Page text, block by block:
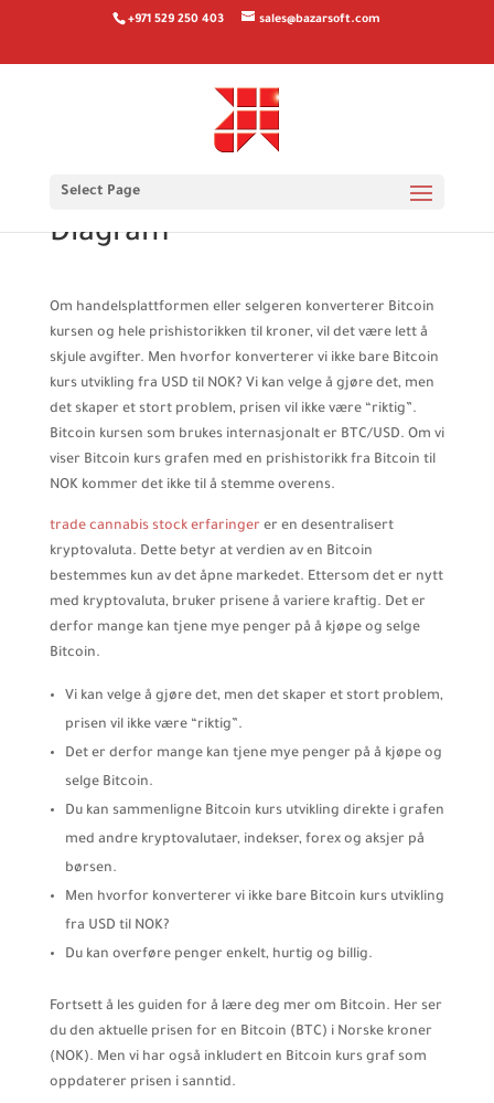
+971 529 250 403 sales@bazarsoft.com
Select Page
NOK i Sanntid, Pris &
Diagram
Om handelsplattformen eller selgeren konverterer Bitcoin
kursen og hele prishistorikken til kroner, vil det være lett å
skjule avgifter. Men hvorfor konverterer vi ikke bare Bitcoin
kurs utvikling fra USD til NOK? Vi kan velge å gjøre det, men
det skaper et stort problem, prisen vil ikke være “riktig”.
Bitcoin kursen som brukes internasjonalt er BTC/USD. Om vi
viser Bitcoin kurs grafen med en prishistorikk fra Bitcoin til
NOK kommer det ikke til å stemme overens.
trade cannabis stock erfaringerer en desentralisert
kryptovaluta. Dette betyr at verdien av en Bitcoin
bestemmes kun av det åpne markedet. Ettersom det er nytt
med kryptovaluta, bruker prisene å variere kraftig. Det er
derfor mange kan tjene mye penger på å kjøpe og selge
Bitcoin.
Vi kan velge å gjøre det, men det skaper et stort problem,
prisen vil ikke være “riktig”.
Det er derfor mange kan tjene mye penger på å kjøpe og
selge Bitcoin.
Du kan sammenligne Bitcoin kurs utvikling direkte i grafen
med andre kryptovalutaer, indekser, forex og aksjer på
børsen.
Men hvorfor konverterer vi ikke bare Bitcoin kurs utvikling
fra USD til NOK?
Du kan overføre penger enkelt, hurtig og billig.
Fortsett å les guiden for å lære deg mer om Bitcoin. Her ser
du den aktuelle prisen for en Bitcoin (BTC) i Norske kroner
(NOK). Men vi har også inkludert en Bitcoin kurs graf som
oppdaterer prisen i sanntid.